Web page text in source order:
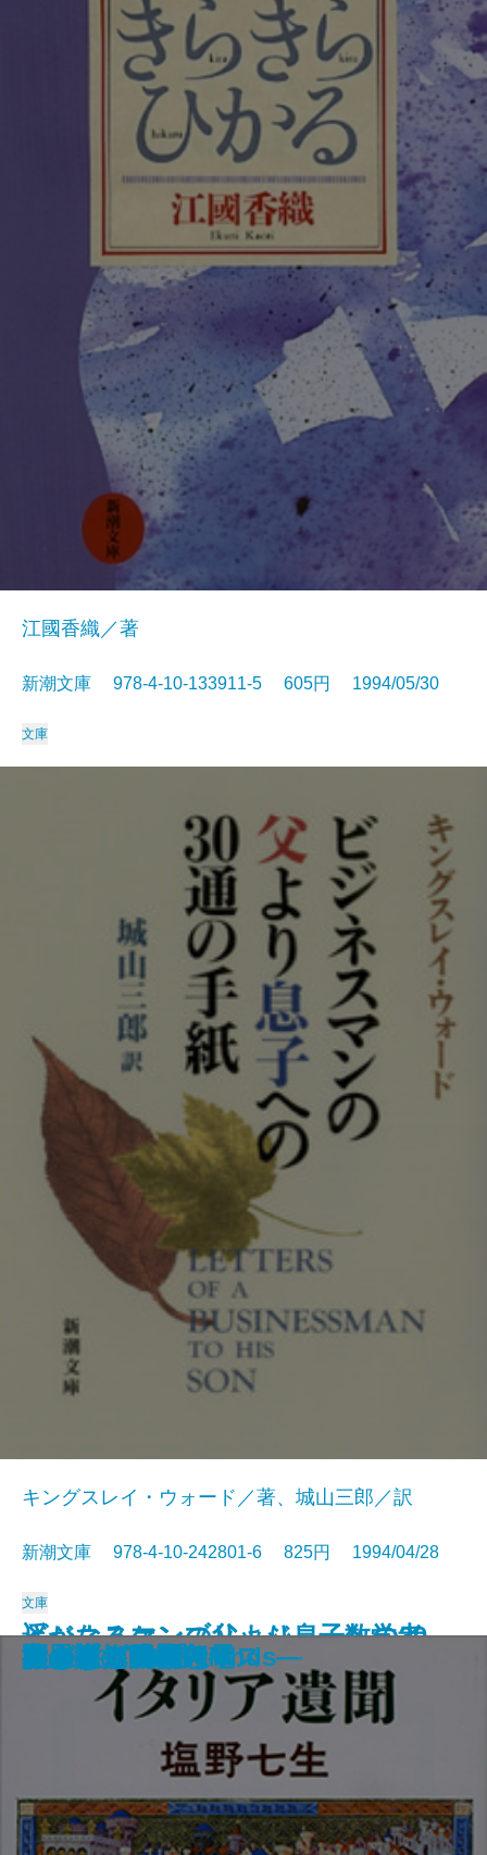
ハツカネズミと人間
人生の親戚
橋のない川 七
鳥人計画
幽霊屋敷の電話番
つねならぬ話
遥かなるケンブリッジ―一数学者
のイギリス―
色彩の息子
きらきらひかる
江國香織／著
新潮文庫 978-4-10-133911-5 605円 1994/05/30
文庫
ビジネスマンの父より息子への30
通の手紙
キングスレイ・ウォード／著、城山三郎／訳
新潮文庫 978-4-10-242801-6 825円 1994/04/28
文庫
イタリア遺聞
旅のラゴス
夜の樹
不思議の国のアリス
わが性と生
夏の庭―The Friends―
いもうと物語
黄金を抱いて翔べ
エトロフ発緊急電
行きずりの街